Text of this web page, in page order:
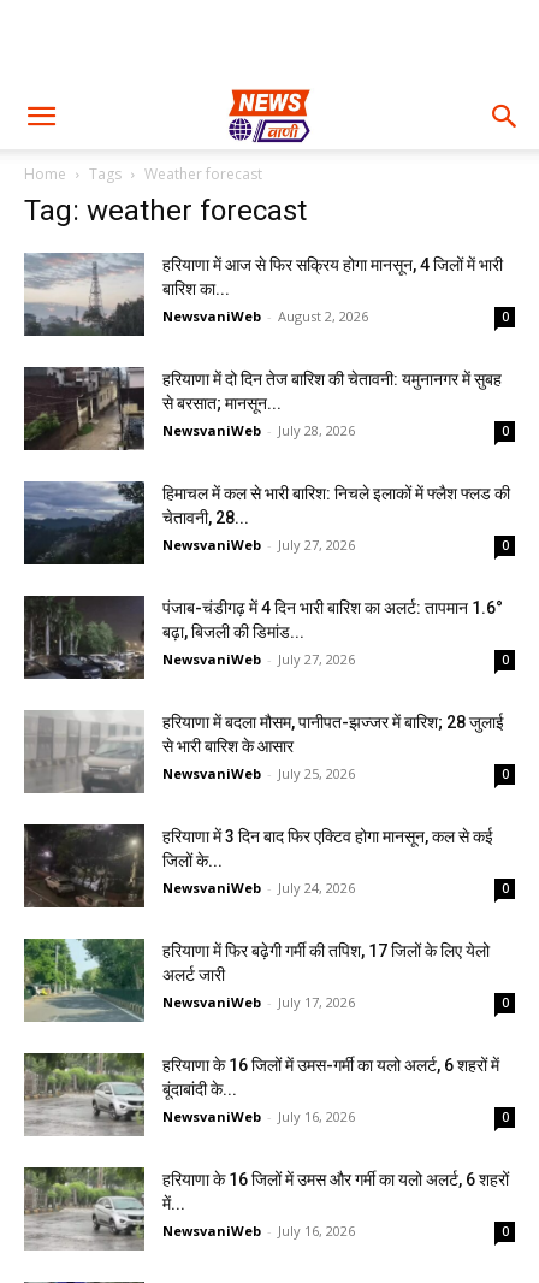
Home Tags Weather forecast
Tag: weather forecast
हरियाणा में आज से फिर सक्रिय होगा मानसून, 4 जिलों में भारी
बारिश का...
NewsvaniWeb - August 2, 2026 0
हरियाणा में दो दिन तेज बारिश की चेतावनी: यमुनानगर में सुबह
से बरसात; मानसून...
NewsvaniWeb - July 28, 2026 0
हिमाचल में कल से भारी बारिश: निचले इलाकों में फ्लैश फ्लड की
चेतावनी, 28...
NewsvaniWeb - July 27, 2026 0
पंजाब-चंडीगढ़ में 4 दिन भारी बारिश का अलर्ट: तापमान 1.6°
बढ़ा, बिजली की डिमांड...
NewsvaniWeb - July 27, 2026 0
हरियाणा में बदला मौसम, पानीपत-झज्जर में बारिश; 28 जुलाई
से भारी बारिश के आसार
NewsvaniWeb - July 25, 2026 0
हरियाणा में 3 दिन बाद फिर एक्टिव होगा मानसून, कल से कई
जिलों के...
NewsvaniWeb - July 24, 2026 0
हरियाणा में फिर बढ़ेगी गर्मी की तपिश, 17 जिलों के लिए येलो
अलर्ट जारी
NewsvaniWeb - July 17, 2026 0
हरियाणा के 16 जिलों में उमस-गर्मी का यलो अलर्ट, 6 शहरों में
बूंदाबांदी के...
NewsvaniWeb - July 16, 2026 0
हरियाणा के 16 जिलों में उमस और गर्मी का यलो अलर्ट, 6 शहरों
में...
NewsvaniWeb - July 16, 2026 0